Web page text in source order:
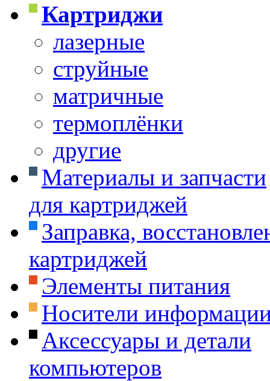
Картриджи
лазерные
струйные
матричные
термоплёнки
другие
Материалы и запчасти
для картриджей
Заправка,
картриджей
Элементы питания
Носители
Аксессуары и детали
компьютеров